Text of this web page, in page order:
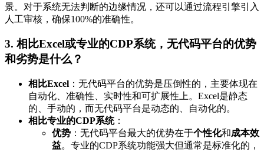
景。对于系统无法判断的边缘情况，还可以通过流程引擎引入
人工审核，确保100%的准确性。
3. 相比Excel或专业的CDP系统，无代码平台的优势
和劣势是什么？
相比Excel ：无代码平台的优势是压倒性的，主要体现在
自动化、准确性、实时性和可扩展性上。Excel是静态
的、手动的，而无代码平台是动态的、自动化的。
相比专业的CDP系统：
优势 ：无代码平台最大的优势在于个性化和成本效
益。专业的CDP系统功能强大但通常是标准化的，